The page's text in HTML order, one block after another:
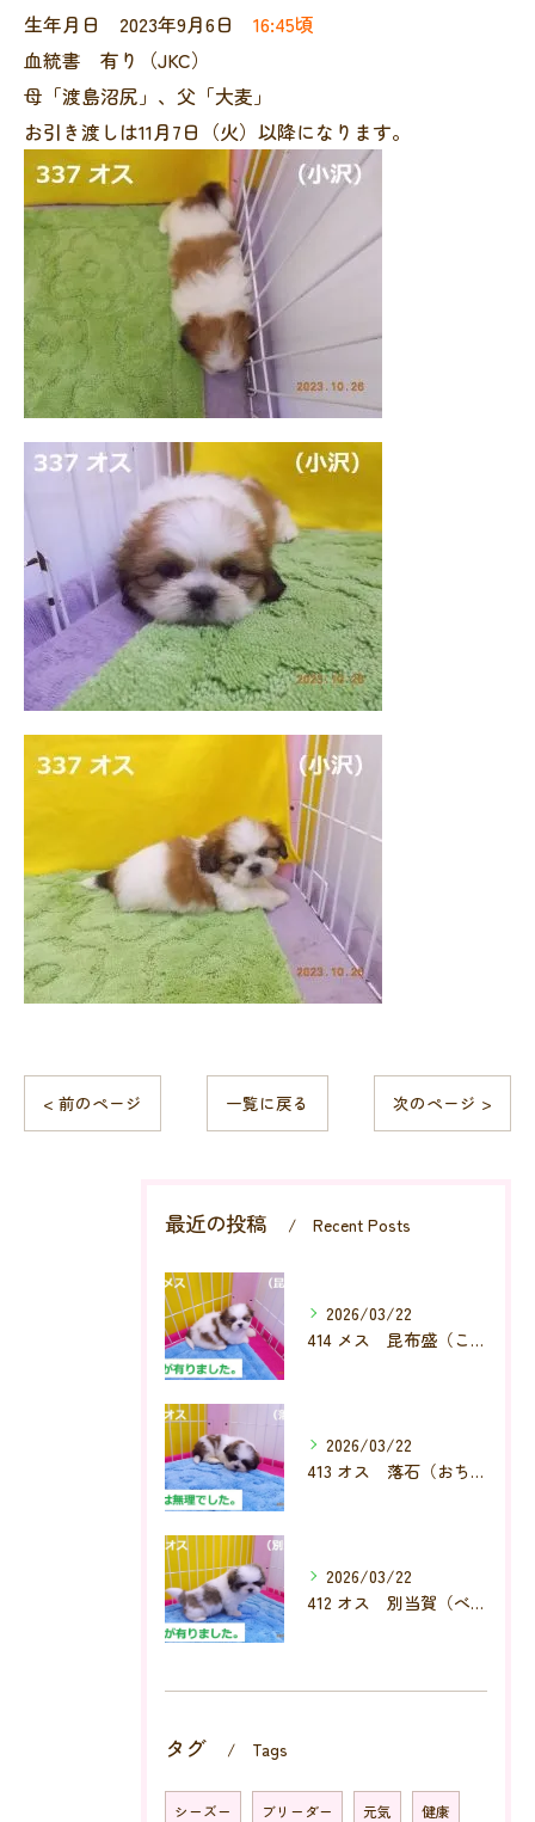
生年月日 2023年9月6日 16:45頃
血統書 有り（JKC）
母「渡島沼尻」、父「大麦」
お引き渡しは11月7日（火）以降になります。
< 前のページ 一覧に戻る 次のページ >
最近の投稿 Recent Posts
2026/03/22
414 メス 昆布盛（こんぶもり）
2026/03/22
413 オス 落石（おちいし）
2026/03/22
412 オス 別当賀（べっとが）
タグ Tags
シーズー ブリーダー 元気 健康